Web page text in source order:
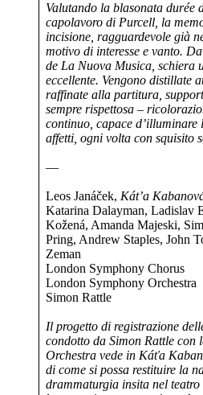
Valutando la blasonata durée
capolavoro di Purcell, la
incisione, ragguardevole già
motivo di interesse e vanto.
de La Nuova Musica, schiera
eccellente. Vengono distillate
raffinate alla partitura,
sempre rispettosa –
continuo, capace d’illuminare
affetti, ogni volta con squisito
—
Leos Janáček, Kát’a
Katarina Dalayman, Ladislav
Kožená, Amanda Majeski,
Pring, Andrew Staples, John
Zeman
London Symphony Chorus
London Symphony Orchestra
Simon Rattle
Il progetto di registrazione
condotto da Simon Rattle con
Orchestra vede in Káťa
di come si possa restituire la
drammaturgia insita nel teatro